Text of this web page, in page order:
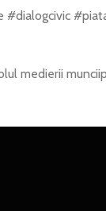
#dialogcivic
medierii